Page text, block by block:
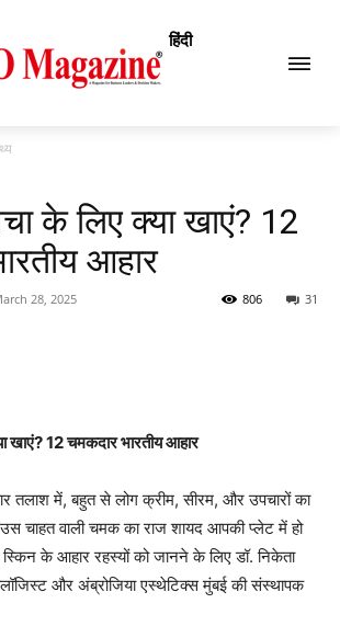
हिंदी
के लिए क्या खाएं? 12
आहार
28, 2025 31
806
खाएं? 12 चमकदार भारतीय आहार
तलाश में, बहुत से लोग क्रीम, सीरम, और उपचारों का
चाहत वाली चमक का राज शायद आपकी प्लेट में हो
के आहार रहस्यों को जानने के लिए डॉ. निकेता
और अंब्रोजिया एस्थेटिक्स मुंबई की संस्थापक